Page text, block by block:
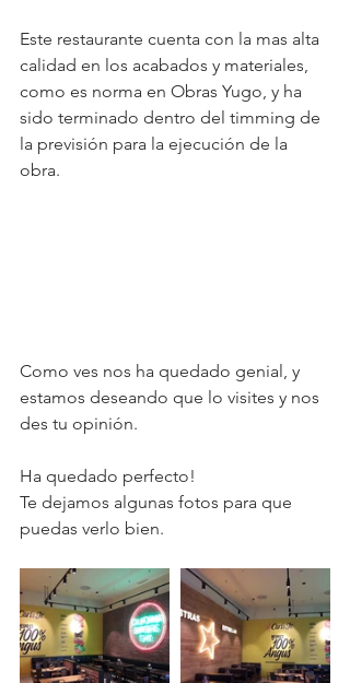
Este restaurante cuenta con la mas alta
calidad en los acabados y materiales,
como es norma en Obras Yugo, y ha
sido terminado dentro del timming de
la previsión para la ejecución de la
obra.
Como ves nos ha quedado genial, y
estamos deseando que lo visites y nos
des tu opinión.
Ha quedado perfecto!
Te dejamos algunas fotos para que
puedas verlo bien.